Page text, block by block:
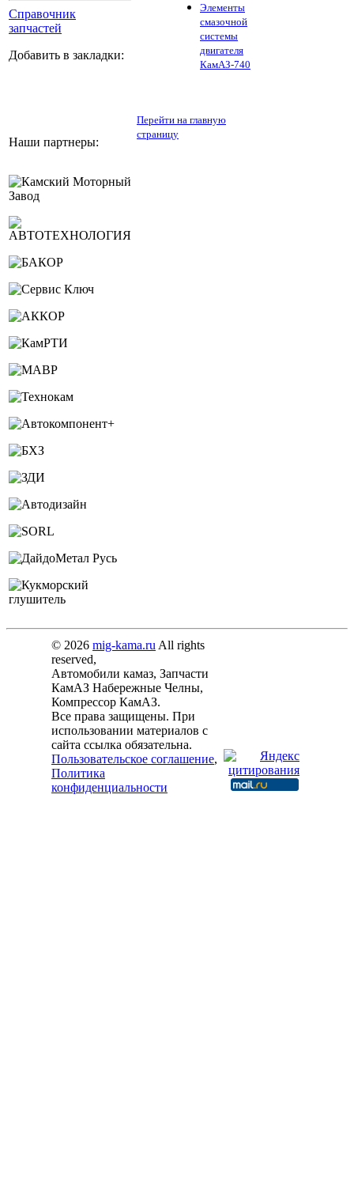
Справочник
запчастей
Добавить в закладки:
Наши партнеры:
Элементы
смазочной
системы
двигателя
КамАЗ-740
Перейти на главную
страницу
© 2026 mig-kama.ru All rights
reserved,
Автомобили камаз, Запчасти
КамАЗ Набережные Челны,
Компрессор КамАЗ.
Все права защищены. При
использовании материалов с
сайта ссылка обязательна.
Пользовательское соглашение,
Политика
конфиденциальности